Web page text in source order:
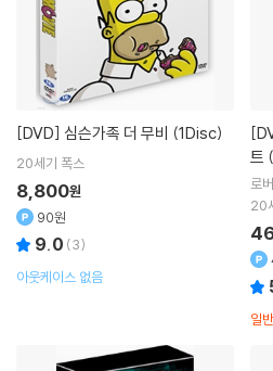
[DVD] 심슨가족 더 무비 (1Disc)
20세기 폭스
8,800원
90원
9.0 (3)
아웃케이스 없음
트
로
임
20
일